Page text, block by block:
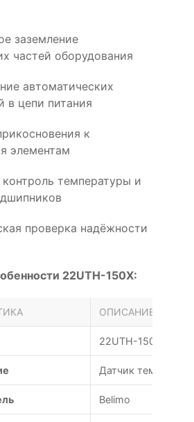
заземление
частей оборудования
автоматических
в цепи питания
к
элементам
контроль температуры и
проверка надёжности
22UTH-150X:
ОПИСАНИЕ
22UTH-150X
Датчик
Belimo